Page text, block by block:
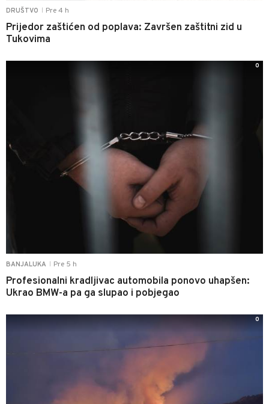
DRUŠTVO Pre 4 h
Prijedor zaštićen od poplava: Završen zaštitni zid u
Tukovima
BANJALUKA Pre 5 h
Profesionalni kradljivac automobila ponovo uhapšen:
Ukrao BMW-a pa ga slupao i pobjegao
0
0